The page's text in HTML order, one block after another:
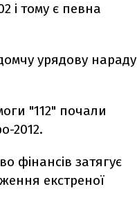
і тому є певна
урядову нараду
"112" почали
2012.
фінансів затягує
екстреної